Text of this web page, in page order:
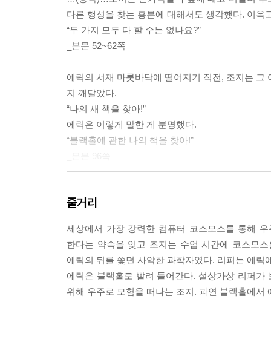
다른 행성을 찾는 흥분에 대해서도 생각했다. 이윽
“두 가지 모두 다 할 수는 없나요?”
_본문 52~62쪽
에릭의 서재 마룻바닥에 떨어지기 직전, 조지는
지 깨달았다.
“나의 새 책을 찾아!”
에릭은 이렇게 말한 게 분명했다.
“블랙홀에 관한 나의 책을 찾아!”
할지라도 집에 컴퓨터를 들여놓아서는 안 된다고
를 포기하는 것은 쉽지 않았지만, 에릭을 다시 돌
_본문 122쪽
--- 본문 중에서
줄거리
세상에서 가장 강력한 컴퓨터 코스모스를 통해
한다는 약속을 잊고 조지는 수업 시간에 코스모
에릭의 뒤를 쫓던 사악한 과학자였다. 리퍼는 에
에릭은 블랙홀로 빨려 들어간다. 설상가상 리퍼
위해 우주로 모험을 떠나는 조지. 과연 블랙홀에서